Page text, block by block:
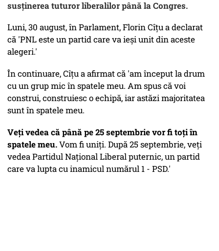
susținerea tuturor liberalilor până la Congres.
Luni, 30 august, în Parlament, Florin Cîțu a declarat
că 'PNL este un partid care va ieși unit din aceste
alegeri.'
În continuare, Cîțu a afirmat că 'am început la drum
cu un grup mic în spatele meu. Am spus că voi
construi, construiesc o echipă, iar astăzi majoritatea
sunt în spatele meu.
Veți vedea că până pe 25 septembrie vor fi toți în
spatele meu.Vom fi uniți. După 25 septembrie, veți
vedea Partidul Național Liberal puternic, un partid
care va lupta cu inamicul numărul 1 - PSD.'